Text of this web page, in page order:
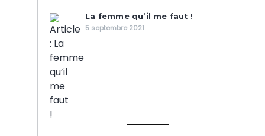
La femme qu’il me faut !
5 septembre 2021